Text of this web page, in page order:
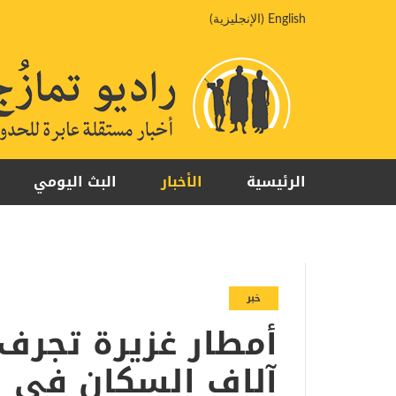
English
( الإنجليزية)
الرئيسية الأخبار البث اليومي
خبر
أمطار غزيرة
آلاف السكان في